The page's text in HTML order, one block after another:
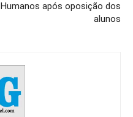
Humanos após oposição dos
alunos